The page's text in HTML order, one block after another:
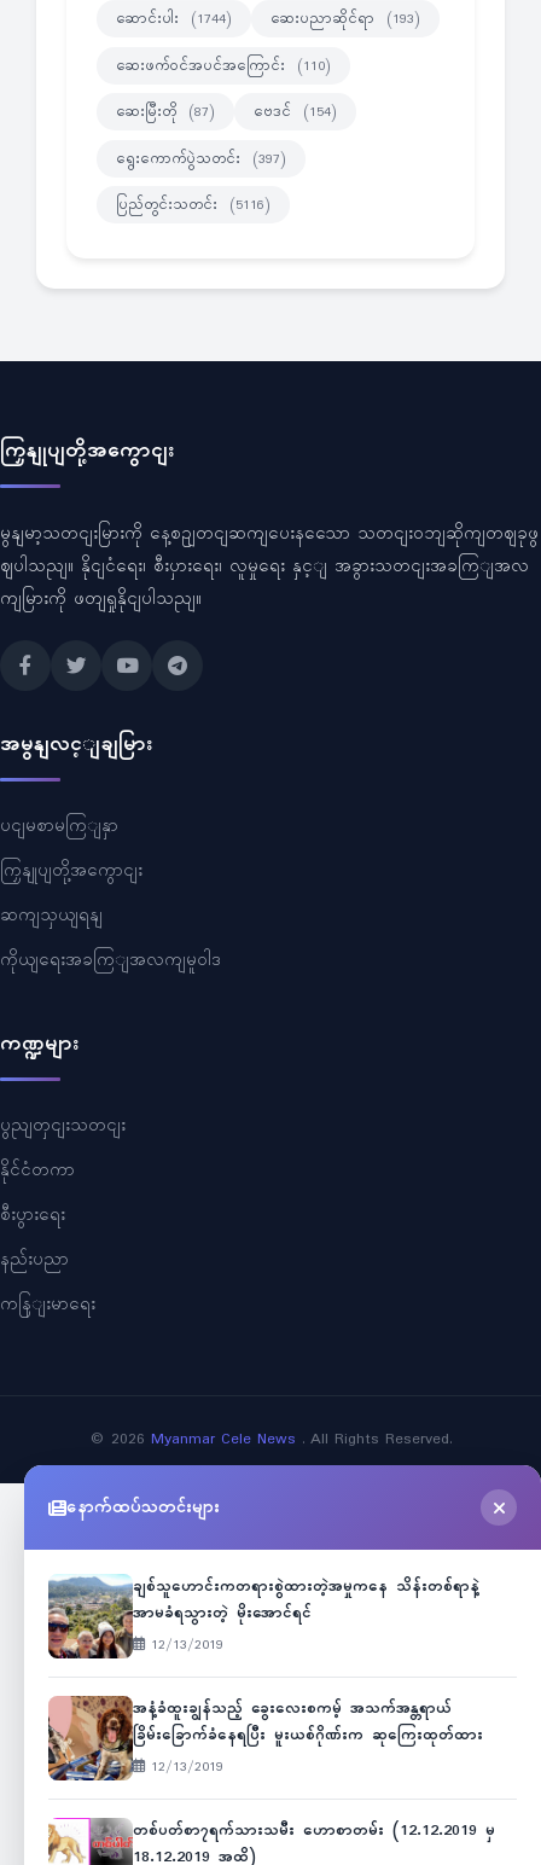
ဆောင်းပါး (1744) ဆေးပညာဆိုင်ရာ (193)
ဆေးဖက်ဝင်အပင်အကြောင်း (110)
ဆေးမြီးတို (87) ဗေဒင် (154)
ရွေးကောက်ပွဲသတင်း (397)
ပြည်တွင်းသတင်း (5116)
ကြှနျုပျတို့အကွောငျး
မွနျမာ့သတငျးမြားကို နေ့စဥျတငျဆကျပေးနသေော သတငျးဝဘျဆိုကျတဈခုဖွ
ဈပါသညျ။ နိုငျငံရေး၊ စီးပှားရေး၊ လူမှုရေး နှင့ျ အခွားသတငျးအခကြျအလ
ကျမြားကို ဖတျရှုနိုငျပါသညျ။
အမွနျလင့ျချမြား
ပငျမစာမကြျနှာ
ကြှနျုပျတို့အကွောငျး
ဆကျသှယျရနျ
ကိုယျရေးအခကြျအလကျမူဝါဒ
ကဏ္ဍများ
ပွညျတှငျးသတငျး
နိုင်ငံတကာ
စီးပွားရေး
နည်းပညာ
ကနြျးမာရေး
© 2026 Myanmar Cele News . All Rights Reserved.
နောက်ထပ်သတင်းများ
ချစ်သူဟောင်းကတရားစွဲထားတဲ့အမှုကနေ သိန်းတစ်ရာနဲ့
အာမခံရသွားတဲ့ မိုးအောင်ရင်
12/13/2019
အနံ့ခံထူးချွန်သည့် ခွေးလေးစကမ့် အသက်အန္တရာယ်
ခြိမ်းခြောက်ခံနေရပြီး မူးယစ်ဂိုဏ်းက ဆုကြေးထုတ်ထား
12/13/2019
တစ်ပတ်စာ၇ရက်သားသမီး ဟောစာတမ်း (12.12.2019 မှ
18.12.2019 အထိ)